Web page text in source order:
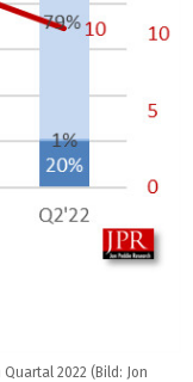
2022 (Bild: Jon